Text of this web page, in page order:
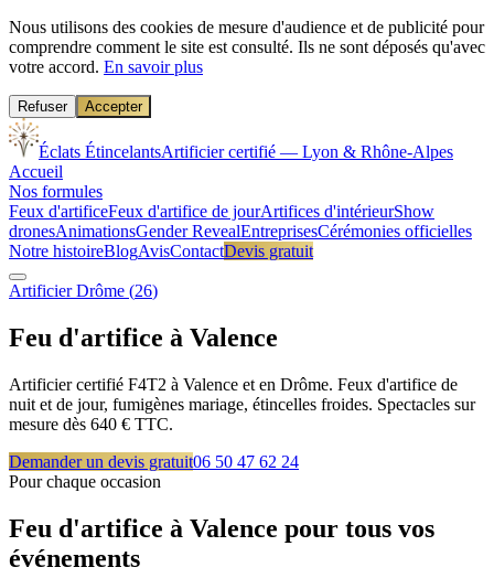
Nous utilisons des cookies de mesure d'audience et de publicité pour
comprendre comment le site est consulté. Ils ne sont déposés qu'avec
votre accord. En savoir plus
Refuser Accepter
Éclats ÉtincelantsArtificier certifié — Lyon & Rhône-Alpes
Accueil
Nos formules
Feux d'artificeFeux d'artifice de jourArtifices d'intérieurShow
dronesAnimationsGender RevealEntreprisesCérémonies officielles
Notre histoireBlogAvisContactDevis gratuit
ArtificierDrôme (26)
Feu d'artifice à Valence
Artificier certifié F4T2 à Valence et en Drôme. Feux d'artifice de
nuit et de jour, fumigènes mariage, étincelles froides. Spectacles sur
mesure dès 640 € TTC.
Demander un devis gratuit06 50 47 62 24
Pour chaque occasion
Feu d'artifice à Valence pour tous vos
événements